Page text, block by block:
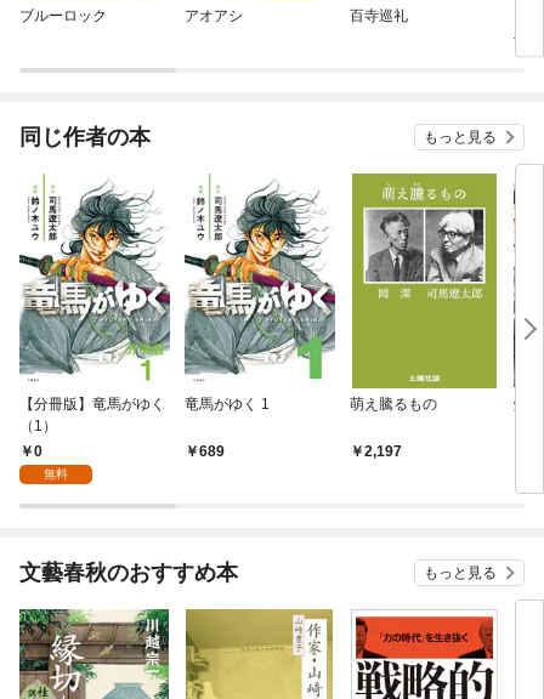
ブルーロック アオアシ 百寺巡礼
手帖
同じ作者の本 もっと見る
【分冊版】竜馬がゆく
（1）
0
無料
竜馬がゆく 1
689
萌え騰るもの
2,197
燃
文藝春秋のおすすめ本 もっと見る